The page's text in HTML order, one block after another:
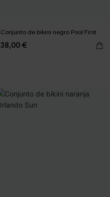
Conjunto de bikini negro Pool First
38,00 €